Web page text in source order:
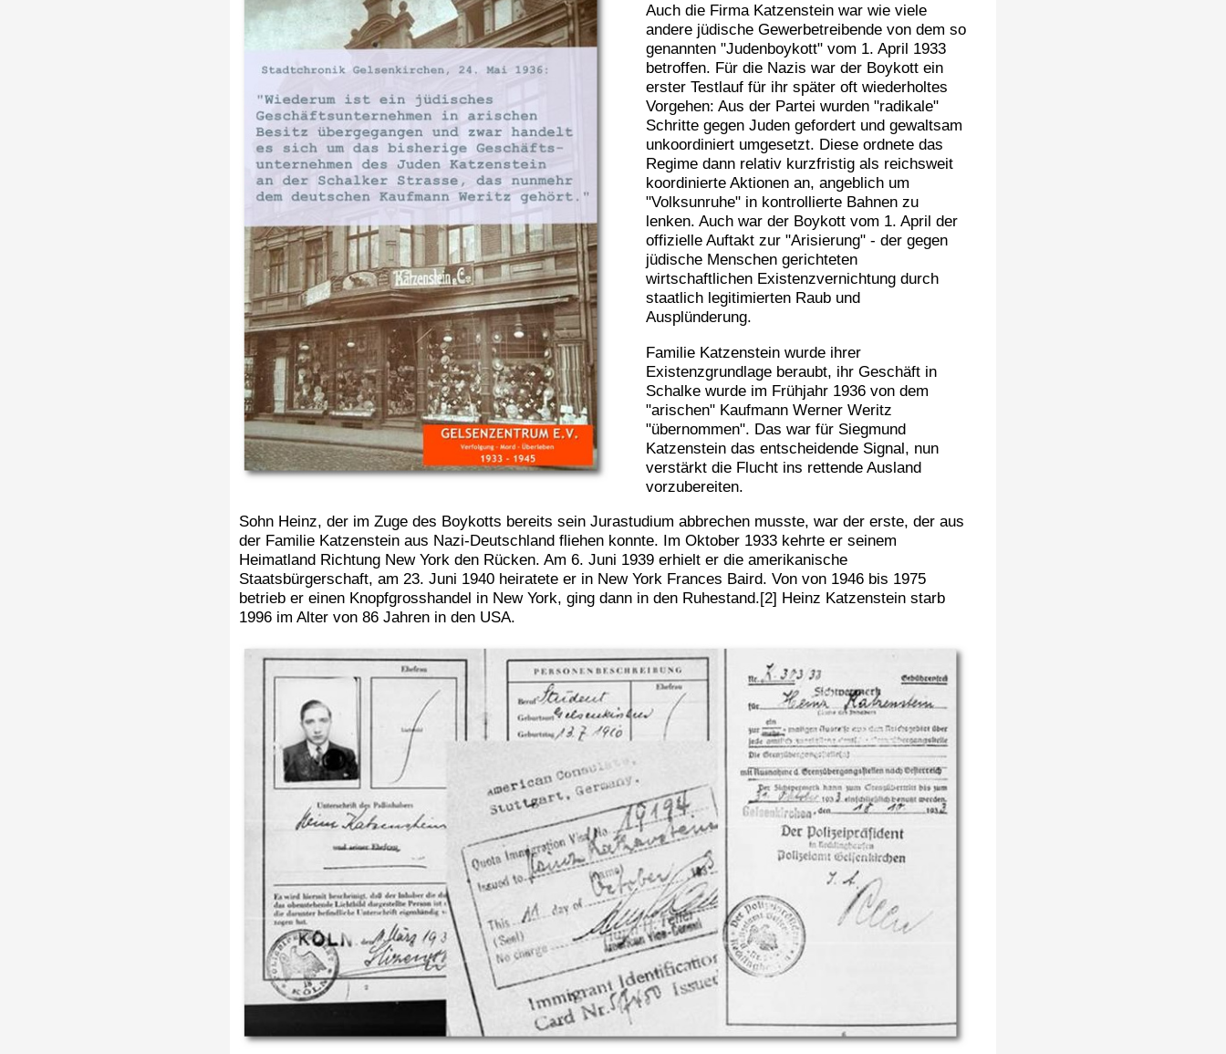
Auch die Firma Katzenstein war wie viele
andere jüdische Gewerbetreibende von dem so
genannten "Judenboykott" vom 1. April 1933
betroffen. Für die Nazis war der Boykott ein
erster Testlauf für ihr später oft wiederholtes
Vorgehen: Aus der Partei wurden "radikale"
Schritte gegen Juden gefordert und gewaltsam
unkoordiniert umgesetzt. Diese ordnete das
Regime dann relativ kurzfristig als reichsweit
koordinierte Aktionen an, angeblich um
"Volksunruhe" in kontrollierte Bahnen zu
lenken. Auch war der Boykott vom 1. April der
offizielle Auftakt zur "Arisierung" - der gegen
jüdische Menschen gerichteten
wirtschaftlichen Existenzvernichtung durch
staatlich legitimierten Raub und
Ausplünderung.
Familie Katzenstein wurde ihrer
Existenzgrundlage beraubt, ihr Geschäft in
Schalke wurde im Frühjahr 1936 von dem
"arischen" Kaufmann Werner Weritz
"übernommen". Das war für Siegmund
Katzenstein das entscheidende Signal, nun
verstärkt die Flucht ins rettende Ausland
vorzubereiten.
Sohn Heinz, der im Zuge des Boykotts bereits sein Jurastudium abbrechen musste, war der erste, der aus
der Familie Katzenstein aus Nazi-Deutschland fliehen konnte. Im Oktober 1933 kehrte er seinem
Heimatland Richtung New York den Rücken. Am 6. Juni 1939 erhielt er die amerikanische
Staatsbürgerschaft, am 23. Juni 1940 heiratete er in New York Frances Baird. Von von 1946 bis 1975
betrieb er einen Knopfgrosshandel in New York, ging dann in den Ruhestand.[2] Heinz Katzenstein starb
1996 im Alter von 86 Jahren in den USA.